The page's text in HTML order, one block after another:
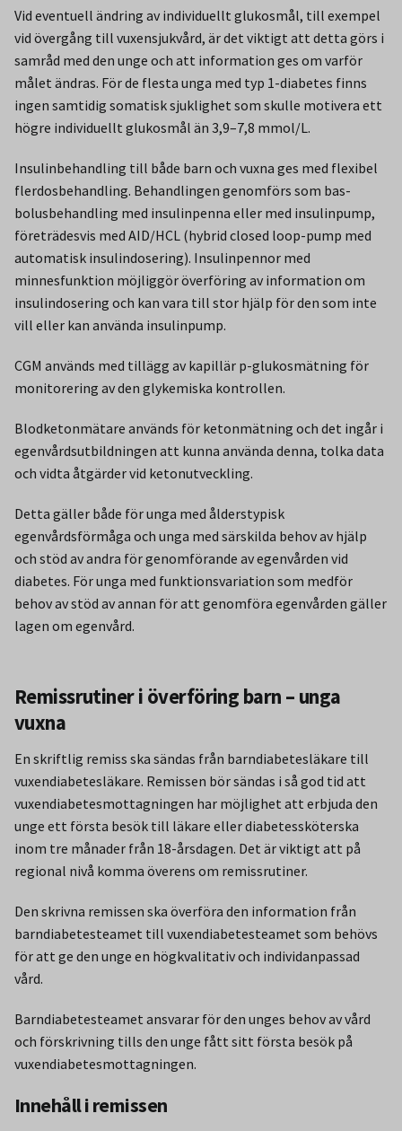
Vid eventuell ändring av individuellt glukosmål, till exempel
vid övergång till vuxensjukvård, är det viktigt att detta görs i
samråd med den unge och att information ges om varför
målet ändras. För de flesta unga med typ 1-diabetes finns
ingen samtidig somatisk sjuklighet som skulle motivera ett
högre individuellt glukosmål än 3,9–7,8 mmol/L.
Insulinbehandling till både barn och vuxna ges med flexibel
flerdosbehandling. Behandlingen genomförs som bas-
bolusbehandling med insulinpenna eller med insulinpump,
företrädesvis med AID/HCL (hybrid closed loop-pump med
automatisk insulindosering). Insulinpennor med
minnesfunktion möjliggör överföring av information om
insulindosering och kan vara till stor hjälp för den som inte
vill eller kan använda insulinpump.
CGM används med tillägg av kapillär p-glukosmätning för
monitorering av den glykemiska kontrollen.
Blodketonmätare används för ketonmätning och det ingår i
egenvårdsutbildningen att kunna använda denna, tolka data
och vidta åtgärder vid ketonutveckling.
Detta gäller både för unga med ålderstypisk
egenvårdsförmåga och unga med särskilda behov av hjälp
och stöd av andra för genomförande av egenvården vid
diabetes. För unga med funktionsvariation som medför
behov av stöd av annan för att genomföra egenvården gäller
lagen om egenvård.
Remissrutiner i överföring barn – unga
vuxna
En skriftlig remiss ska sändas från barndiabetesläkare till
vuxendiabetesläkare. Remissen bör sändas i så god tid att
vuxendiabetesmottagningen har möjlighet att erbjuda den
unge ett första besök till läkare eller diabetessköterska
inom tre månader från 18-årsdagen. Det är viktigt att på
regional nivå komma överens om remissrutiner.
Den skrivna remissen ska överföra den information från
barndiabetesteamet till vuxen­diabetesteamet som behövs
för att ge den unge en högkvalitativ och individanpassad
vård.
Barndiabetesteamet ansvarar för den unges behov av vård
och förskrivning tills den unge fått sitt första besök på
vuxendiabetesmottagningen.
Innehåll i remissen